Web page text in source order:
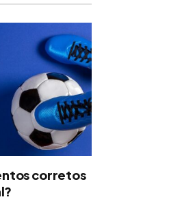
corretos